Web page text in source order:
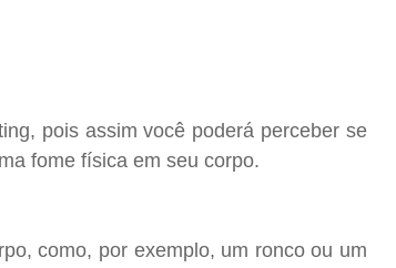
pois assim você poderá perceber se
fome física em seu corpo.
como, por exemplo, um ronco ou um